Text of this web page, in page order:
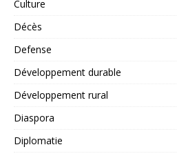
Culture
Décès
Defense
Développement durable
Développement rural
Diaspora
Diplomatie